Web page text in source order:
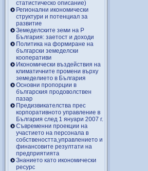
статистическо описание)
Регионални икономически
структури и потенциал за
развитие
Земеделските земи на Р
България: заетост и доходи
Политика на формиране на
български земеделски
кооперативи
Икономически въздействия на
климатичните промени върху
земеделието в България
Основни пропорции в
българския продоволствен
пазар
Предизвикателства прес
корпоративното управление в
България след 1 януари 2007 г.
Съвременни проекции на
участието на персонала в
собствеността,управлението и
финансовите резултати на
предприятията
Знанието като икономически
ресурс